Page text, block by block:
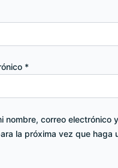
*
nombre, correo electrónico
la próxima vez que haga